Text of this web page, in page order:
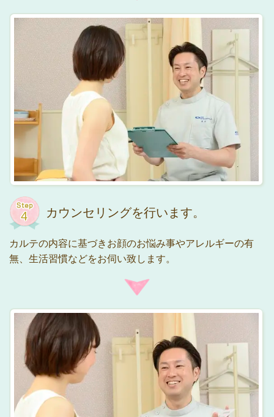
カウンセリングを行います。
カルテの内容に基づきお顔のお悩み事やアレルギーの有
無、生活習慣などをお伺い致します。